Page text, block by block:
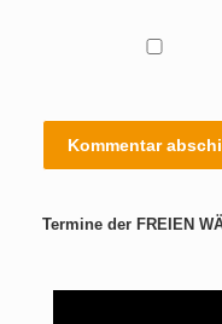
Termine der FREIEN